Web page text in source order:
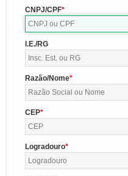
CNPJ/CPF
I.E./RG
Razão/Nome
CEP
Logradouro